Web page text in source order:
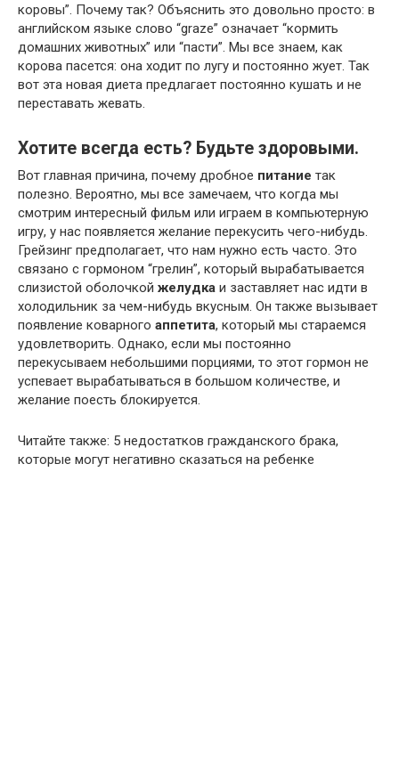
коровы”. Почему так? Объяснить это довольно просто: в
английском языке слово “graze” означает “кормить
домашних животных” или “пасти”. Мы все знаем, как
корова пасется: она ходит по лугу и постоянно жует. Так
вот эта новая диета предлагает постоянно кушать и не
переставать жевать.
Хотите всегда есть? Будьте здоровыми.
Вот главная причина, почему дробное питание так
полезно. Вероятно, мы все замечаем, что когда мы
смотрим интересный фильм или играем в компьютерную
игру, у нас появляется желание перекусить чего-нибудь.
Грейзинг предполагает, что нам нужно есть часто. Это
связано с гормоном “грелин”, который вырабатывается
слизистой оболочкой желудка и заставляет нас идти в
холодильник за чем-нибудь вкусным. Он также вызывает
появление коварного аппетита, который мы стараемся
удовлетворить. Однако, если мы постоянно
перекусываем небольшими порциями, то этот гормон не
успевает вырабатываться в большом количестве, и
желание поесть блокируется.
Читайте также: 5 недостатков гражданского брака,
которые могут негативно сказаться на ребенке